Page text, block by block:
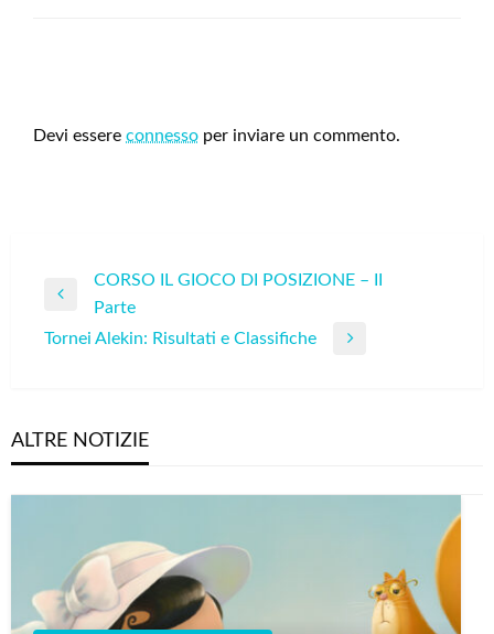
Devi essere connesso per inviare un commento.
Navigazione
articoli
Previous
Post
CORSO IL GIOCO DI POSIZIONE – II
Parte
Tornei Alekin: Risultati e Classifiche
ALTRE NOTIZIE